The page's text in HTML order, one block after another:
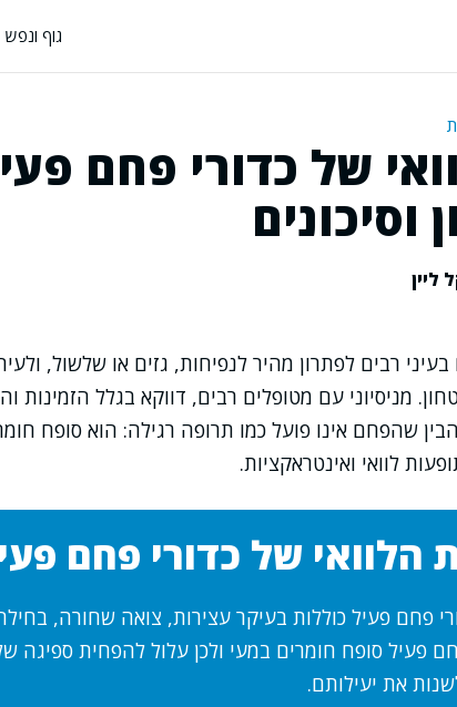
גוף ונפש
של כדורי פחם
וסיכונים
ליין
רבים לפתרון מהיר לנפיחות, גזים או שלשול,
מניסיוני עם מטופלים רבים, דווקא בגלל הזמינות
שהפחם אינו פועל כמו תרופה רגילה: הוא סופח
לוואי ואינטראקציות.
הלוואי של כדורי פחם
פחם פעיל כוללות בעיקר עצירות, צואה שחורה,
פעיל סופח חומרים במעי ולכן עלול להפחית ספיגה
את יעילותם.